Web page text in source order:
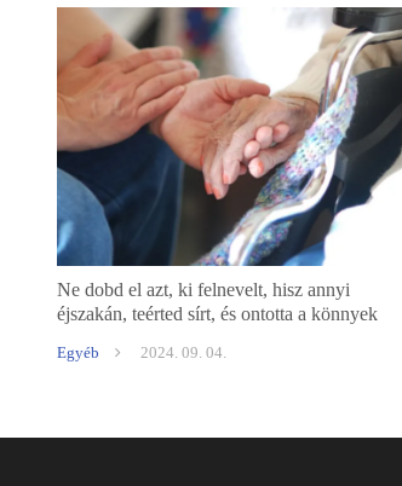
Ne dobd el azt, ki felnevelt, hisz annyi
éjszakán, teérted sírt, és ontotta a könnyek
Egyéb 2024. 09. 04.